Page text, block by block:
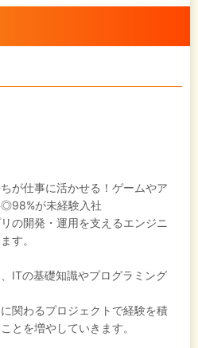
が仕事に活かせる！ゲームやア
が未経験入社
の開発・運用を支えるエンジニ
す。
ITの基礎知識やプログラミング
関わるプロジェクトで経験を積
とを増やしていきます。